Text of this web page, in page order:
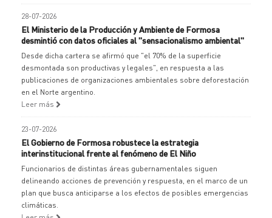
28-07-2026
El Ministerio de la Producción y Ambiente de Formosa
desmintió con datos oficiales al "sensacionalismo ambiental"
Desde dicha cartera se afirmó que "el 70% de la superficie
desmontada son productivas y legales", en respuesta a las
publicaciones de organizaciones ambientales sobre deforestación
en el Norte argentino.
Leer más
23-07-2026
El Gobierno de Formosa robustece la estrategia
interinstitucional frente al fenómeno de El Niño
Funcionarios de distintas áreas gubernamentales siguen
delineando acciones de prevención y respuesta, en el marco de un
plan que busca anticiparse a los efectos de posibles emergencias
climáticas.